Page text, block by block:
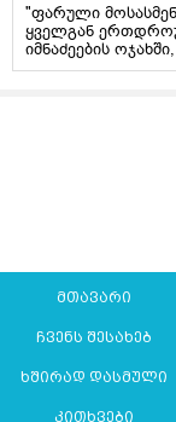
"ფარული
ყველგან
იმნაძეების
მთავარი
ჩვენს შესახებ
ხშირად დასმული
კითხვები